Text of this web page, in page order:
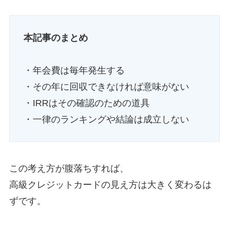
本記事のまとめ
・年会費は毎年発生する
・その年に回収できなければ意味がない
・IRRはその確認のための道具
・一律のランキングや結論は成立しない
この考え方が腹落ちすれば、
高級クレジットカードの見え方は大きく変わるは
ずです。